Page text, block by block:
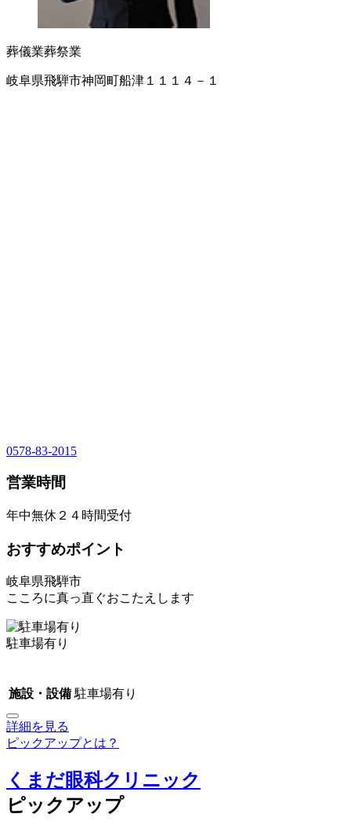
葬儀業葬祭業
岐阜県飛騨市神岡町船津１１１４－１
0578-83-2015
営業時間
年中無休２４時間受付
おすすめポイント
岐阜県飛騨市
こころに真っ直ぐおこたえします
駐車場有り
施設・設備 駐車場有り
詳細を見る
ピックアップとは？
くまだ眼科クリニック
ピックアップ